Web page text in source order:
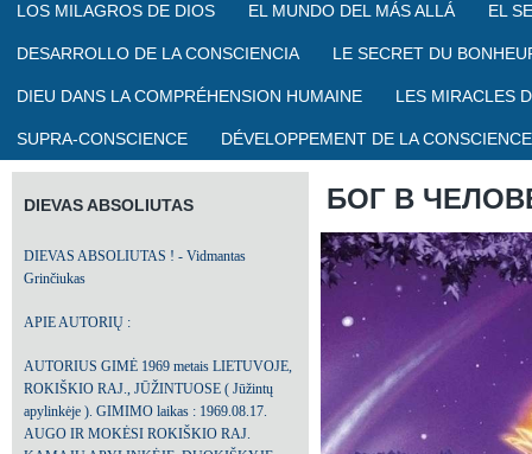
LOS MILAGROS DE DIOS EL MUNDO DEL MÁS ALLÁ EL
DESARROLLO DE LA CONSCIENCIA LE SECRET DU
DIEU DANS LA COMPRÉHENSION HUMAINE LES MIRACLES
SUPRA-CONSCIENCE DÉVELOPPEMENT DE LA CONSCIENCE
БОГ В
DIEVAS ABSOLIUTAS
DIEVAS ABSOLIUTAS ! - Vidmantas
Grinčiukas
APIE AUTORIŲ :
AUTORIUS GIMĖ 1969 metais LIETUVOJE,
ROKIŠKIO RAJ., JŪŽINTUOSE ( Jūžintų
apylinkėje ). GIMIMO laikas : 1969.08.17.
AUGO IR MOKĖSI ROKIŠKIO RAJ.